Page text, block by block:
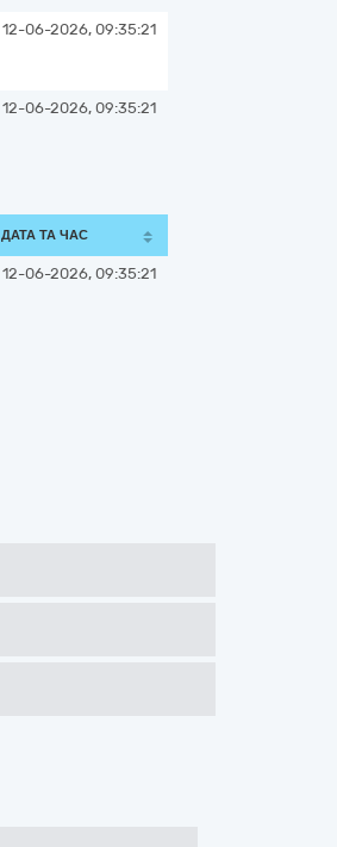
12-06-2026, 09:35:21
12-06-2026, 09:35:21
ДАТА ТА ЧАС
12-06-2026, 09:35:21